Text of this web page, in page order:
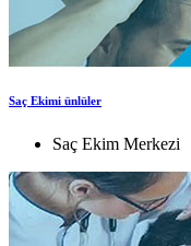
Saç Ekimi ünlüler
Saç Ekim Merkezi